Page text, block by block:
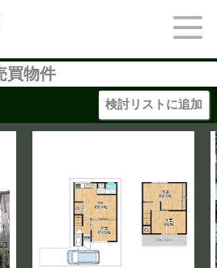
買物件
検討リストに追加